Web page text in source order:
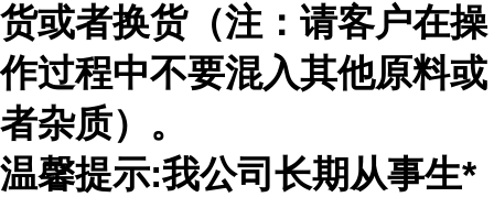
货或者换货（注：请客户在操
作过程中不要混入其他原料或
者杂质）。
温馨提示:我公司长期从事生*